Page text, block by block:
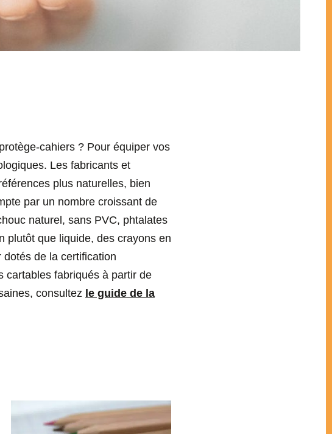
cahiers ? Pour équiper vos
Les fabricants et
plus naturelles, bien
par un nombre croissant de
naturel, sans PVC, phtalates
plutôt que liquide, des crayons en
de la certification
fabriqués à partir de
consultez le guide de la